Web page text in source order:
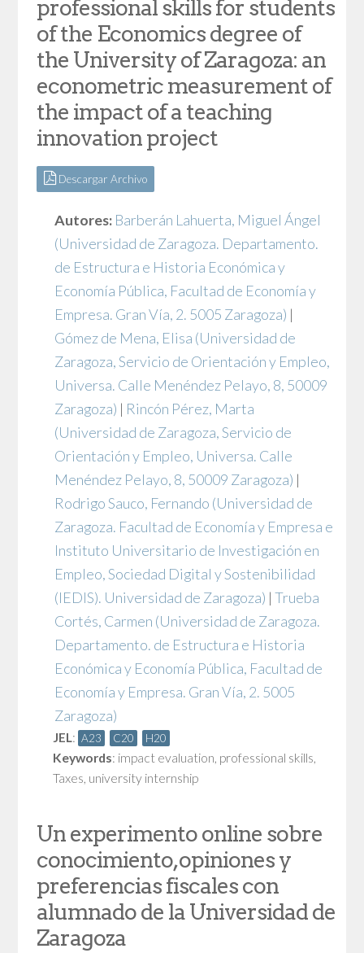
professional skills for students
of the Economics degree of
the University of Zaragoza: an
econometric measurement of
the impact of a teaching
innovation project
Descargar Archivo
Autores: Barberán Lahuerta, Miguel Ángel
(Universidad de Zaragoza. Departamento.
de Estructura e Historia Económica y
Economía Pública, Facultad de Economía y
Empresa. Gran Vía, 2. 5005 Zaragoza) |
Gómez de Mena, Elisa (Universidad de
Zaragoza, Servicio de Orientación y Empleo,
Universa. Calle Menéndez Pelayo, 8, 50009
Zaragoza) | Rincón Pérez, Marta
(Universidad de Zaragoza, Servicio de
Orientación y Empleo, Universa. Calle
Menéndez Pelayo, 8, 50009 Zaragoza) |
Rodrigo Sauco, Fernando (Universidad de
Zaragoza. Facultad de Economía y Empresa e
Instituto Universitario de Investigación en
Empleo, Sociedad Digital y Sostenibilidad
(IEDIS). Universidad de Zaragoza) |Trueba
Cortés, Carmen (Universidad de Zaragoza.
Departamento. de Estructura e Historia
Económica y Economía Pública, Facultad de
Economía y Empresa. Gran Vía, 2. 5005
Zaragoza)
JEL: A23 C20 H20
Keywords: impact evaluation, professional skills,
Taxes, university internship
Un experimento online sobre
conocimiento, opiniones y
preferencias fiscales con
alumnado de la Universidad de
Zaragoza